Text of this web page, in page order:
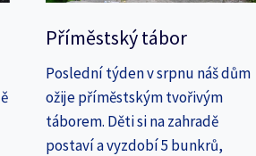
Příměstský tábor
Poslední týden v srpnu náš dům
ožije příměstským tvořivým
táborem. Děti si na zahradě
postaví a vyzdobí 5 bunkrů,